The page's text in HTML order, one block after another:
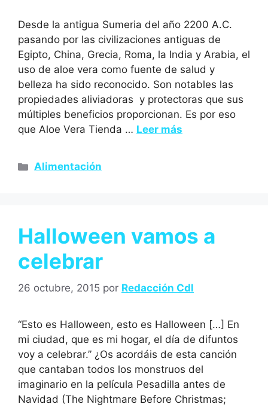
Desde la antigua Sumeria del año 2200 A.C.
pasando por las civilizaciones antiguas de
Egipto, China, Grecia, Roma, la India y Arabia, el
uso de aloe vera como fuente de salud y
belleza ha sido reconocido. Son notables las
propiedades aliviadoras y protectoras que sus
múltiples beneficios proporcionan. Es por eso
que Aloe Vera Tienda … Leer más
Alimentación
Halloween vamos a
celebrar
26 octubre, 2015 por Redacción Cdl
“Esto es Halloween, esto es Halloween […] En
mi ciudad, que es mi hogar, el día de difuntos
voy a celebrar.” ¿Os acordáis de esta canción
que cantaban todos los monstruos del
imaginario en la película Pesadilla antes de
Navidad (The Nightmare Before Christmas;